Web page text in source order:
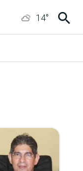
14°